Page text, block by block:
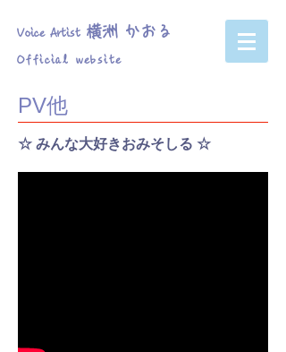
Voice Artist 横洲 かおる
Official website
PV他
☆ みんな大好きおみそしる ☆